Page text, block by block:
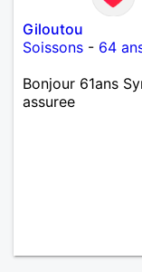
Giloutou
Soissons - 64
Bonjour 61ans
assuree